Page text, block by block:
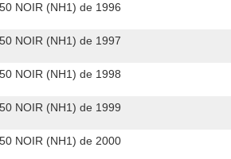
NOIR (NH1) de 1996
NOIR (NH1) de 1997
NOIR (NH1) de 1998
NOIR (NH1) de 1999
NOIR (NH1) de 2000